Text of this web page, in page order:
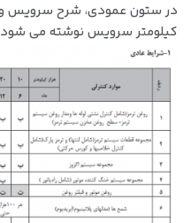
در ستون عمودی، شرح سرویس و
کیلومتر سرویس نوشته می